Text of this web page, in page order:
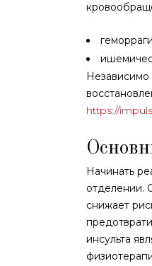
Независимо
https://
Начинать
отделении.
снижает
инсульта